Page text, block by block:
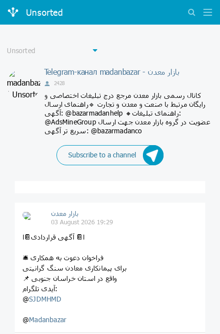
Unsorted
Telegram-канал madanbazar - بازار معدن
2428
کانال رسمی ﺑﺎﺯﺍﺭ ﻣﻌﺪﻥ مرجع درج تبلیغات اختصاصی و
رایگان مرتبط با صنعت و معدن و تجارت 🔹ﺭﺍﻫﻨﻤﺎﯼ ارسال
آگهی: @bazarmadanhelp 🔸ﺭﺍﻫﻨﻤﺎﯼ ﺗﺒﻠﻴﻐﺎﺕ:
@AdsMineGroup عضویت در گروه بازار معدن جهت ارسال
سریع تر آگهی: @bazarmadanco
Subscribe to a channel
بازار معدن
03 August 2026 19:29
ا📔 آگهی قراردادی📔ا
🛎 فراخوان دعوت به همکاری
برای پیمانکاری معادن سنگ گرانیتی
📌 واقع در استان خراسان جنوبی
آیدی تلگرام:
@SJDMHMD
@Madanbazar